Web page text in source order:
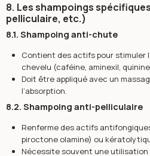
8. Les shampoings
pelliculaire, etc.)
8.1. Shampoing anti-chute
Contient des actifs pour stimuler
chevelu (caféine, aminexil,
Doit être appliqué avec un
l’absorption.
8.2. Shampoing anti-pelliculaire
Renferme des actifs
piroctone olamine) ou
Nécessite souvent une